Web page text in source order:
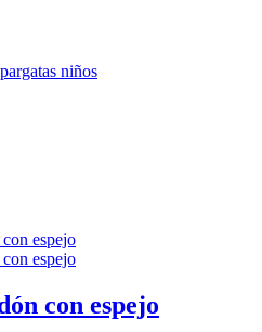
con espejo